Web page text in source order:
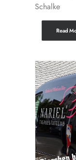
Schalke
Read